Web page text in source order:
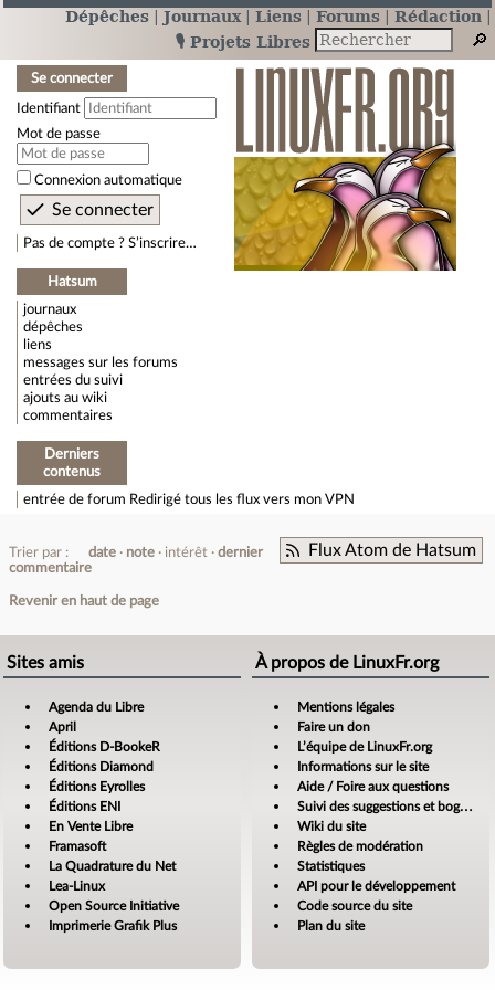
Dépêches Journaux Liens Forums
Rédaction
🎙️ Projets Libres
Se connecter
Identifiant
Mot de passe
Connexion automatique
Pas de compte ? S’inscrire…
Hatsum
journaux
dépêches
liens
messages sur les forums
entrées du suivi
ajouts au wiki
commentaires
Derniers
contenus
entrée de forum Redirigé tous les flux vers mon VPN
Flux Atom de Hatsum
Trier par : date note intérêt
dernier
commentaire
Revenir en haut de page
Sites amis
Agenda du Libre
April
Éditions D-BookeR
Éditions Diamond
Éditions Eyrolles
Éditions ENI
En Vente Libre
Framasoft
La Quadrature du Net
Lea-Linux
Open Source Initiative
Imprimerie Grafik Plus
À propos de LinuxFr.org
Mentions légales
Faire un don
L’équipe de LinuxFr.org
Informations sur le site
Aide / Foire aux questions
Suivi des suggestions et bogues
Wiki du site
Règles de modération
Statistiques
API pour le développement
Code source du site
Plan du site